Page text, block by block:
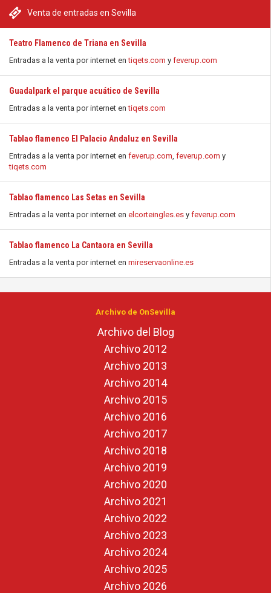
Venta de entradas en Sevilla
Teatro Flamenco de Triana en Sevilla
Entradas a la venta por internet entiqets.com y feverup.com
Guadalpark el parque acuático de Sevilla
Entradas a la venta por internet entiqets.com
Tablao flamenco El Palacio Andaluz en Sevilla
Entradas a la venta por internet en feverup.com, feverup.com y
tiqets.com
Tablao flamenco Las Setas en Sevilla
Entradas a la venta por internet en elcorteingles.es y feverup.com
Tablao flamenco La Cantaora en Sevilla
Entradas a la venta por internet en mireservaonline.es
Archivo de OnSevilla
Archivo del Blog
Archivo 2012
Archivo 2013
Archivo 2014
Archivo 2015
Archivo 2016
Archivo 2017
Archivo 2018
Archivo 2019
Archivo 2020
Archivo 2021
Archivo 2022
Archivo 2023
Archivo 2024
Archivo 2025
Archivo 2026